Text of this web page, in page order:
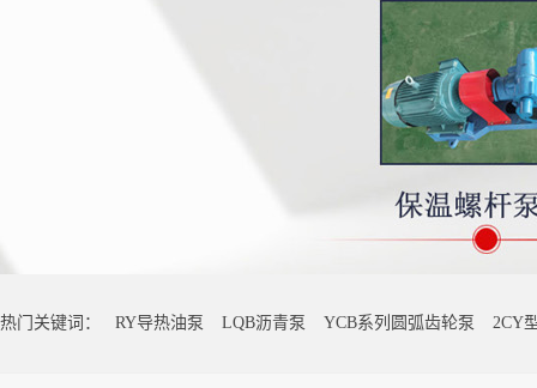
热门关键词： RY导热油泵 LQB沥青泵 YCB系列圆弧齿轮泵 2CY